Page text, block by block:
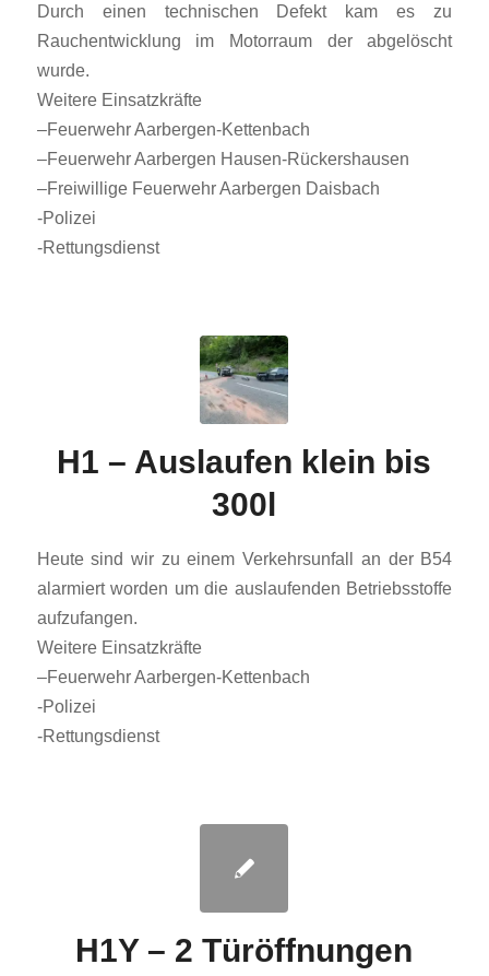
Durch einen technischen Defekt kam es zu
Rauchentwicklung im Motorraum der abgelöscht
wurde.
Weitere Einsatzkräfte
–FeuerwehrAarbergen-Kettenbach
–Feuerwehr Aarbergen Hausen-Rückershausen
–Freiwillige Feuerwehr Aarbergen Daisbach
-Polizei
-Rettungsdienst
H1 – Auslaufen klein bis
300l
Heute sind wir zu einem Verkehrsunfall an der B54
alarmiert worden um die auslaufenden Betriebsstoffe
aufzufangen.
Weitere Einsatzkräfte
–Feuerwehr Aarbergen-Kettenbach
-Polizei
-Rettungsdienst
H1Y – 2 Türöffnungen